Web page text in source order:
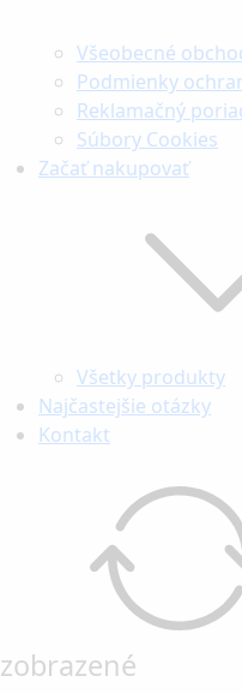
Všeobecné
Podmienky
Reklamačný
Súbory Cookies
Začať nakupovať
Všetky produkty
Najčastejšie otázky
Kontakt
zobrazené